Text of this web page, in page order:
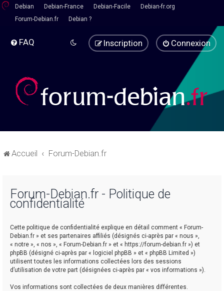
Debian Debian-France Debian-Facile
Debian-fr.org
Forum-Debian.fr
Debian ?
FAQ Connexion
Inscription
Accueil Forum-Debian.fr
Forum-Debian.fr - Politique de
confidentialité
Cette politique de confidentialité explique en détail comment « Forum-
Debian.fr » et ses partenaires affiliés (désignés ci-après par « nous »,
« notre », « nos », « Forum-Debian.fr » et « https://forum-debian.fr ») et
phpBB (désigné ci-après par « logiciel phpBB » et « phpBB Limited »)
utilisent toutes les informations collectées lors des sessions
d’utilisation de votre part (désignées ci-après par « vos informations »).
Vos informations sont collectées de deux manières différentes.